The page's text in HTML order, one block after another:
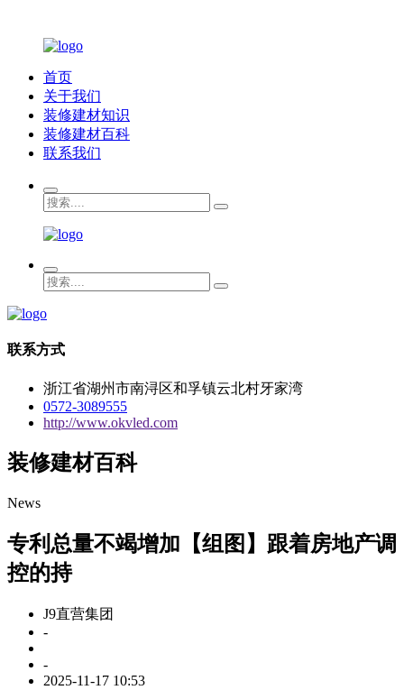
首页
关于我们
装修建材知识
装修建材百科
联系我们
联系方式
浙江省湖州市南浔区和孚镇云北村牙家湾
0572-3089555
http://www.okvled.com
装修建材百科
News
专利总量不竭增加【组图】跟着房地产调
控的持
J9直营集团
-
-
2025-11-17 10:53